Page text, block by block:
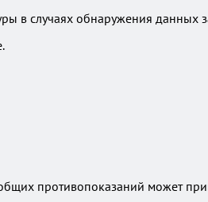
в случаях обнаружения данных
противопоказаний может